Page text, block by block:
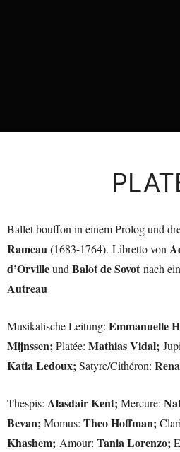
Ballet bouffon in einem Prolog und
Rameau(1683-1764). Libretto von
d’OrvilleundBalot de Sovot nach
Autreau
Musikalische Leitung: Emmanuelle
Mijnssen;Platée: Mathias Vidal;
Katia Ledoux;Satyre/Cithéron:
Thespis: Alasdair Kent;Mercure:
Bevan;Momus: Theo Hoffman;
Khashem; Amour: Tania Lorenzo;